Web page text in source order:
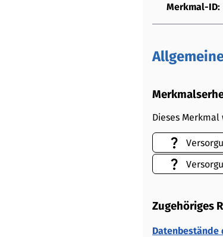
Merkmal-ID:
Dieses
Zugehöriges
Datenbestände